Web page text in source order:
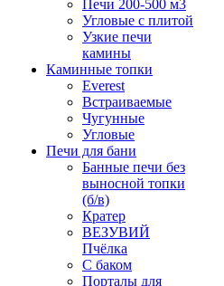
Печи 200-500 м3
Угловые с плитой
Узкие печи
камины
Каминные топки
Everest
Встраиваемые
Чугунные
Угловые
Печи для бани
Банные печи без
выносной топки
(б/в)
Кратер
ВЕЗУВИЙ
Пчёлка
С баком
Порталы для